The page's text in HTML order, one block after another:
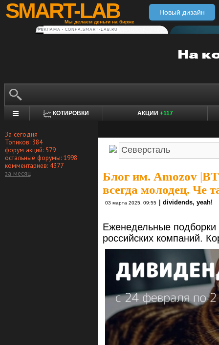
SMART-LAB
Мы делаем деньги на бирже
Новый дизайн
РЕКЛАМА • CONFA.SMART-LAB.RU
КОТИРОВКИ АКЦИИ +117
За сегодня
Топиков: 384
форум акций: 579
остальные форумы: 1998
комментариев: 4377
за месяц
Блог им. Amozov |
всегда молодец. Че
03 марта 2025, 09:55 dividends, yeah!
Еженедельные
российских компаний.